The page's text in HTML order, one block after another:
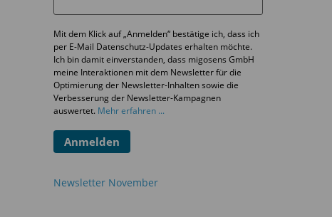
Mit dem Klick auf „Anmelden“ bestätige ich, dass ich
per E-Mail Datenschutz-Updates erhalten möchte.
Ich bin damit einverstanden, dass migosens GmbH
meine Interaktionen mit dem Newsletter für die
Optimierung der Newsletter-Inhalten sowie die
Verbesserung der Newsletter-Kampagnen
auswertet. Mehr erfahren ...
Anmelden
Newsletter November